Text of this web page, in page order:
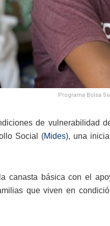
Programa Bolsa
de vulnerabilidad
Social (Mides), una
canasta básica con el
que viven en